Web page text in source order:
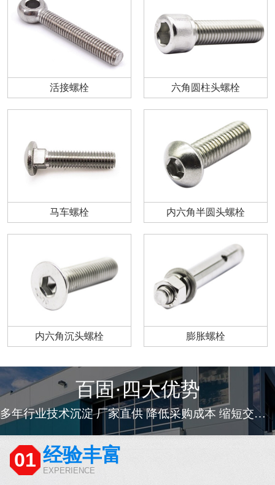
活接螺栓 六角圆柱头螺栓
马车螺栓 内六角半圆头螺栓
内六角沉头螺栓 膨胀螺栓
百固·四大优势
多年行业技术沉淀 厂家直供 降低采购成本 缩短交货周期
01 经验丰富
EXPERIENCE